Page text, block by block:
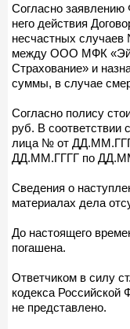
Согласно заявлению
него действия
несчастных
между ООО МФК
Страхование» и
суммы, в случае
Согласно полису
руб. В соответствии
лица № от
ДД.ММ.ГГГГ по
Сведения о
материалах дела
До настоящего
погашена.
Ответчиком в силу ст.
кодекса Российской
не представлено.